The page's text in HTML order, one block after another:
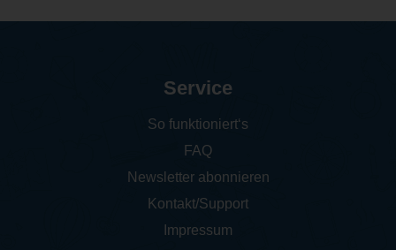
Service
So funktioniert‘s
FAQ
Newsletter abonnieren
Kontakt/Support
Impressum